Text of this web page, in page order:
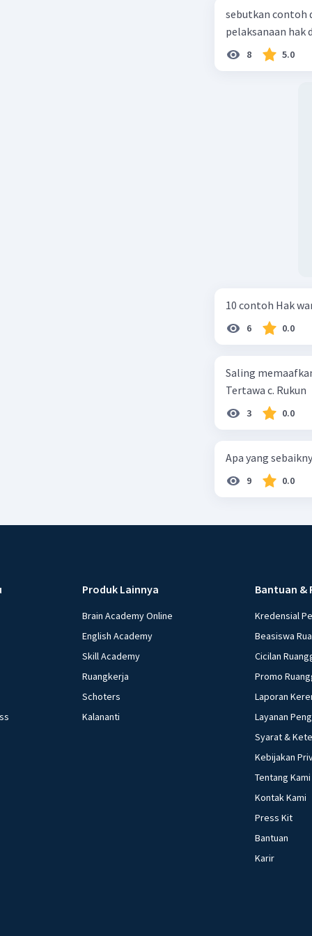
Norma
sebelum
Ciri-ciri
1.
2.
4.
sebutkan contoh
pelaksanaan hak
8 5.0
10 contoh Hak
6 0.0
Saling
Tertawa c. Rukun
3 0.0
Apa yang
9 0.0
Produk Lainnya
Brain Academy Online
English Academy
Skill Academy
Ruangkerja
Schoters
Kalananti
Bantuan &
Kredensial
Beasiswa
Cicilan
Promo
Laporan
Layanan
Syarat &
Kebijakan
Tentang Kami
Kontak Kami
Press Kit
Bantuan
Karir